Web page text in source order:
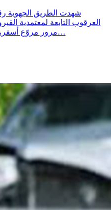
العرقوب التابعة لمعتمدية
مرور مروّع أسفر، وفق حصيلة أولية، عن وفاة أربعة…